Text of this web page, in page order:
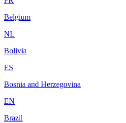
Belgium
NL
Bolivia
ES
Bosnia and Herzegovina
EN
Brazil